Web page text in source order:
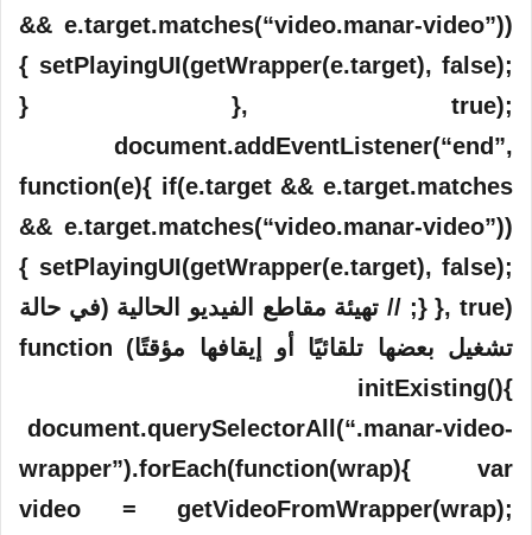
&& e.target.matches(“video.manar-video”))
{ setPlayingUI(getWrapper(e.target), false);
} }, true);
document.addEventListener(“end”,
function(e){ if(e.target && e.target.matches
&& e.target.matches(“video.manar-video”))
{ setPlayingUI(getWrapper(e.target), false);
} }, true); // تهيئة مقاطع الفيديو الحالية (في حالة
تشغيل بعضها تلقائيًا أو إيقافها مؤقتًا) function
initExisting(){
document.querySelectorAll(“.manar-video-
wrapper”).forEach(function(wrap){ var
video = getVideoFromWrapper(wrap);